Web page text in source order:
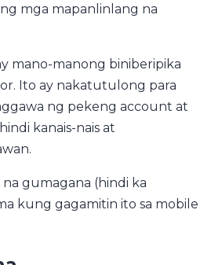
mga mapanlinlang na
mano-manong biniberipika
Ito ay nakatutulong para
ng pekeng account at
kanais-nais at
gumagana (hindi ka
kung gagamitin ito sa mobile